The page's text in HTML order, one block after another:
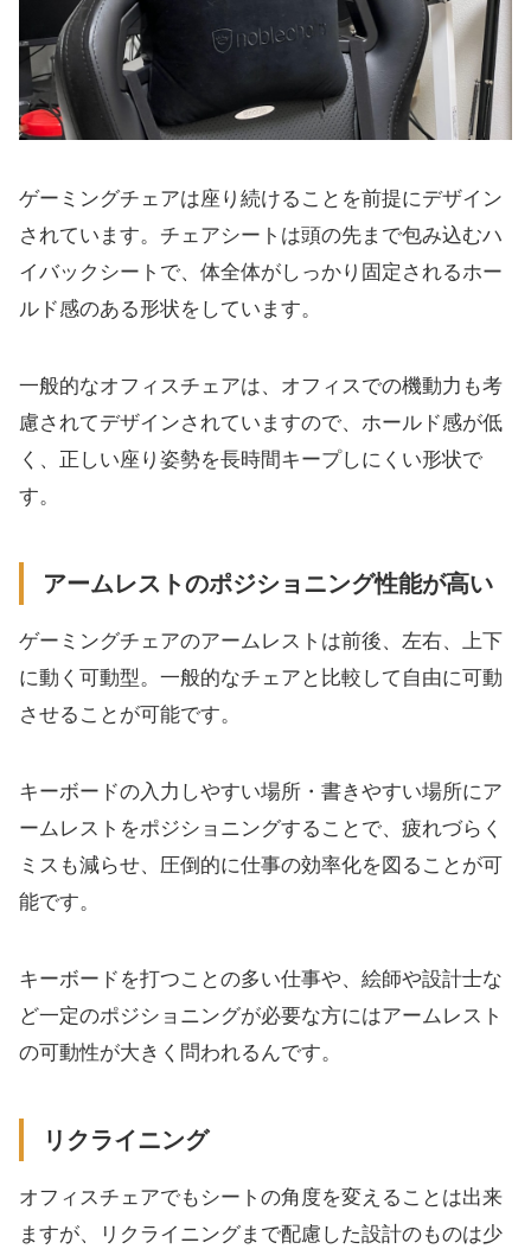
ゲーミングチェアは座り続けることを前提にデザイン
されています。チェアシートは頭の先まで包み込むハ
イバックシートで、体全体がしっかり固定されるホー
ルド感のある形状をしています。
一般的なオフィスチェアは、オフィスでの機動力も考
慮されてデザインされていますので、ホールド感が低
く、正しい座り姿勢を長時間キープしにくい形状で
す。
アームレストのポジショニング性能が高い
ゲーミングチェアのアームレストは前後、左右、上下
に動く可動型。一般的なチェアと比較して自由に可動
させることが可能です。
キーボードの入力しやすい場所・書きやすい場所にア
ームレストをポジショニングすることで、疲れづらく
ミスも減らせ、圧倒的に仕事の効率化を図ることが可
能です。
キーボードを打つことの多い仕事や、絵師や設計士な
ど一定のポジショニングが必要な方にはアームレスト
の可動性が大きく問われるんです。
リクライニング
オフィスチェアでもシートの角度を変えることは出来
ますが、リクライニングまで配慮した設計のものは少